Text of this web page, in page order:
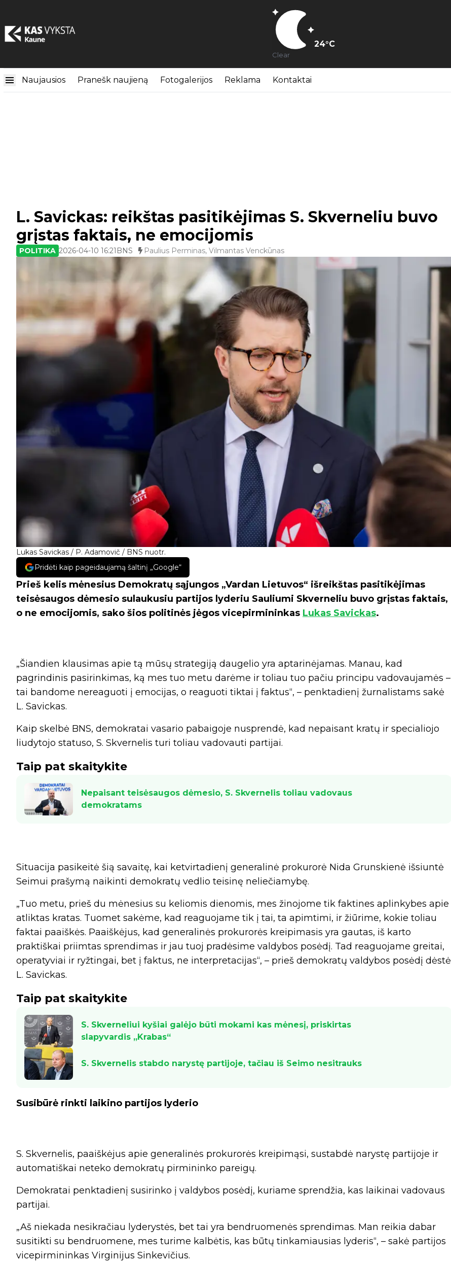
24°C
Clear
Naujausios Pranešk naujieną Fotogalerijos Reklama Kontaktai
Lukas Savickas / P. Adamovič / BNS nuotr.
L. Savickas: reikštas pasitikėjimas S. Skverneliu buvo
grįstas faktais, ne emocijomis
POLITIKA 2026-04-10 16:21 BNS Paulius Perminas, Vilmantas Venckūnas
Pridėti kaip pageidaujamą šaltinį „Google“
Prieš kelis mėnesius Demokratų sąjungos „Vardan Lietuvos“ išreikštas pasitikėjimas
teisėsaugos dėmesio sulaukusiu partijos lyderiu Sauliumi Skverneliu buvo grįstas faktais,
o ne emocijomis, sako šios politinės jėgos vicepirmininkas Lukas Savickas.
„Šiandien klausimas apie tą mūsų strategiją daugelio yra aptarinėjamas. Manau, kad
pagrindinis pasirinkimas, ką mes tuo metu darėme ir toliau tuo pačiu principu vadovaujamės –
tai bandome nereaguoti į emocijas, o reaguoti tiktai į faktus“, – penktadienį žurnalistams sakė
L. Savickas.
Kaip skelbė BNS, demokratai vasario pabaigoje nusprendė, kad nepaisant kratų ir specialiojo
liudytojo statuso, S. Skvernelis turi toliau vadovauti partijai.
Taip pat skaitykite
Nepaisant teisėsaugos dėmesio, S. Skvernelis toliau vadovaus
demokratams
Situacija pasikeitė šią savaitę, kai ketvirtadienį generalinė prokurorė Nida Grunskienė išsiuntė
Seimui prašymą naikinti demokratų vedlio teisinę neliečiamybę.
„Tuo metu, prieš du mėnesius su keliomis dienomis, mes žinojome tik faktines aplinkybes apie
atliktas kratas. Tuomet sakėme, kad reaguojame tik į tai, ta apimtimi, ir žiūrime, kokie toliau
faktai paaiškės. Paaiškėjus, kad generalinės prokurorės kreipimasis yra gautas, iš karto
praktiškai priimtas sprendimas ir jau tuoj pradėsime valdybos posėdį. Tad reaguojame greitai,
operatyviai ir ryžtingai, bet į faktus, ne interpretacijas“, – prieš demokratų valdybos posėdį dėstė
L. Savickas.
Taip pat skaitykite
S. Skverneliui kyšiai galėjo būti mokami kas mėnesį, priskirtas
slapyvardis „Krabas“
S. Skvernelis stabdo narystę partijoje, tačiau iš Seimo nesitrauks
Susibūrė rinkti laikino partijos lyderio
S. Skvernelis, paaiškėjus apie generalinės prokurorės kreipimąsi, sustabdė narystę partijoje ir
automatiškai neteko demokratų pirmininko pareigų.
Demokratai penktadienį susirinko į valdybos posėdį, kuriame sprendžia, kas laikinai vadovaus
partijai.
„Aš niekada nesikračiau lyderystės, bet tai yra bendruomenės sprendimas. Man reikia dabar
susitikti su bendruomene, mes turime kalbėtis, kas būtų tinkamiausias lyderis“, – sakė partijos
vicepirmininkas Virginijus Sinkevičius.